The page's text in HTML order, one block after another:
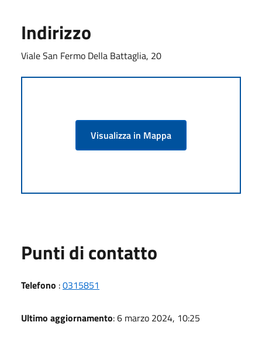
Indirizzo
Viale San Fermo Della Battaglia, 20
Visualizza in Mappa
Punti di contatto
Telefono :0315851
Ultimo aggiornamento: 6 marzo 2024, 10:25